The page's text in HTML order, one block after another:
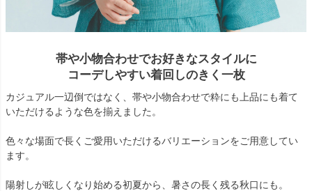
帯や小物合わせでお好きなスタイルに
コーデしやすい着回しのきく一枚
カジュアル一辺倒ではなく、帯や小物合わせで粋にも上品にも着て
いただけるような色を揃えました。
色々な場面で長くご愛用いただけるバリエーションをご用意してい
ます。
陽射しが眩しくなり始める初夏から、暑さの長く残る秋口にも。